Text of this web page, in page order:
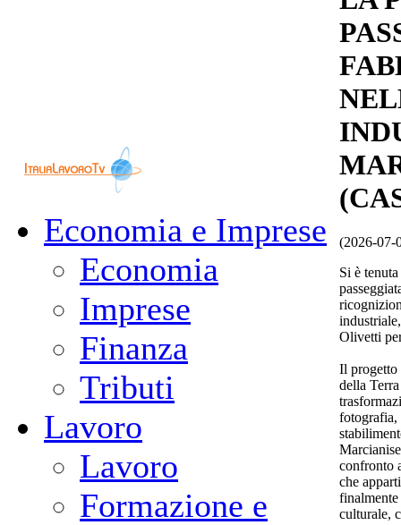
Economia e Imprese
Economia
Imprese
Finanza
Tributi
Lavoro
Lavoro
Formazione e
(2026-07-
Si è
Olivetti
Il progetto
della
fotografia,
confronto
che
finalmente
culturale,